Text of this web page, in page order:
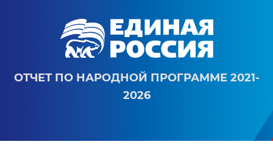
ОТЧЕТ ПО НАРОДНОЙ ПРОГРАММЕ 2021-
2026